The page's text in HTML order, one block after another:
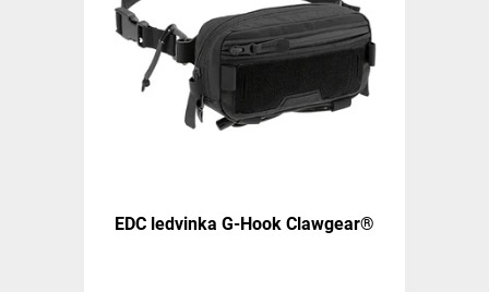
EDC ledvinka G-Hook Clawgear®